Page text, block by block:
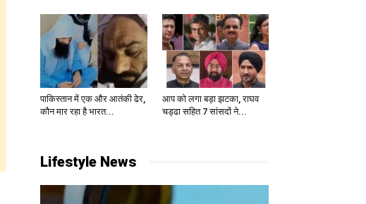
पाकिस्तान में एक और आतंकी ढेर,
कौन मार रहा है भारत...
आप को लगा बड़ा झटका, राघव
चड्ढा सहित 7 सांसदों ने...
Lifestyle News